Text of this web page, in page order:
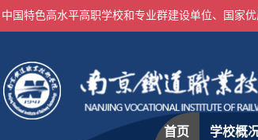
中国特色高水平高职学校和专业群建设单位、国家
首页 学校概